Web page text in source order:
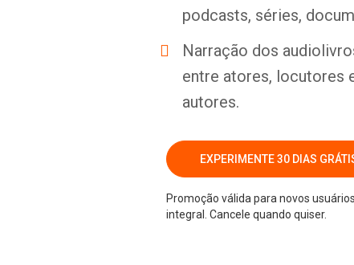
podcasts, séries,
Narração dos
entre atores, locutores
autores.
EXPERIMENTE 30 DIAS
Promoção válida para novos
integral. Cancele quando quiser.